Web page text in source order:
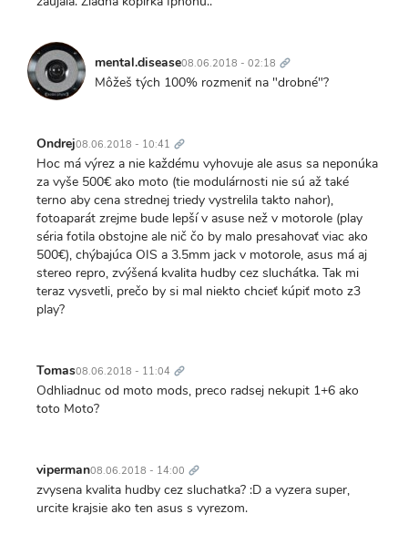
mental.disease08.06.2018 - 02:18 odkaz
Môžeš tých 100% rozmeniť na "drobné"?
Ondrej08.06.2018 - 10:41 odkaz
Hoc má výrez a nie každému vyhovuje ale asus sa neponúka
za vyše 500€ ako moto (tie modulárnosti nie sú až také
terno aby cena strednej triedy vystrelila takto nahor),
fotoaparát zrejme bude lepší v asuse než v motorole (play
séria fotila obstojne ale nič čo by malo presahovať viac ako
500€), chýbajúca OIS a 3.5mm jack v motorole, asus má aj
stereo repro, zvýšená kvalita hudby cez sluchátka. Tak mi
teraz vysvetli, prečo by si mal niekto chcieť kúpiť moto z3
play?
Tomas08.06.2018 - 11:04 odkaz
Odhliadnuc od moto mods, preco radsej nekupit 1+6 ako
toto Moto?
viperman08.06.2018 - 14:00 odkaz
zvysena kvalita hudby cez sluchatka? :D a vyzera super,
urcite krajsie ako ten asus s vyrezom.